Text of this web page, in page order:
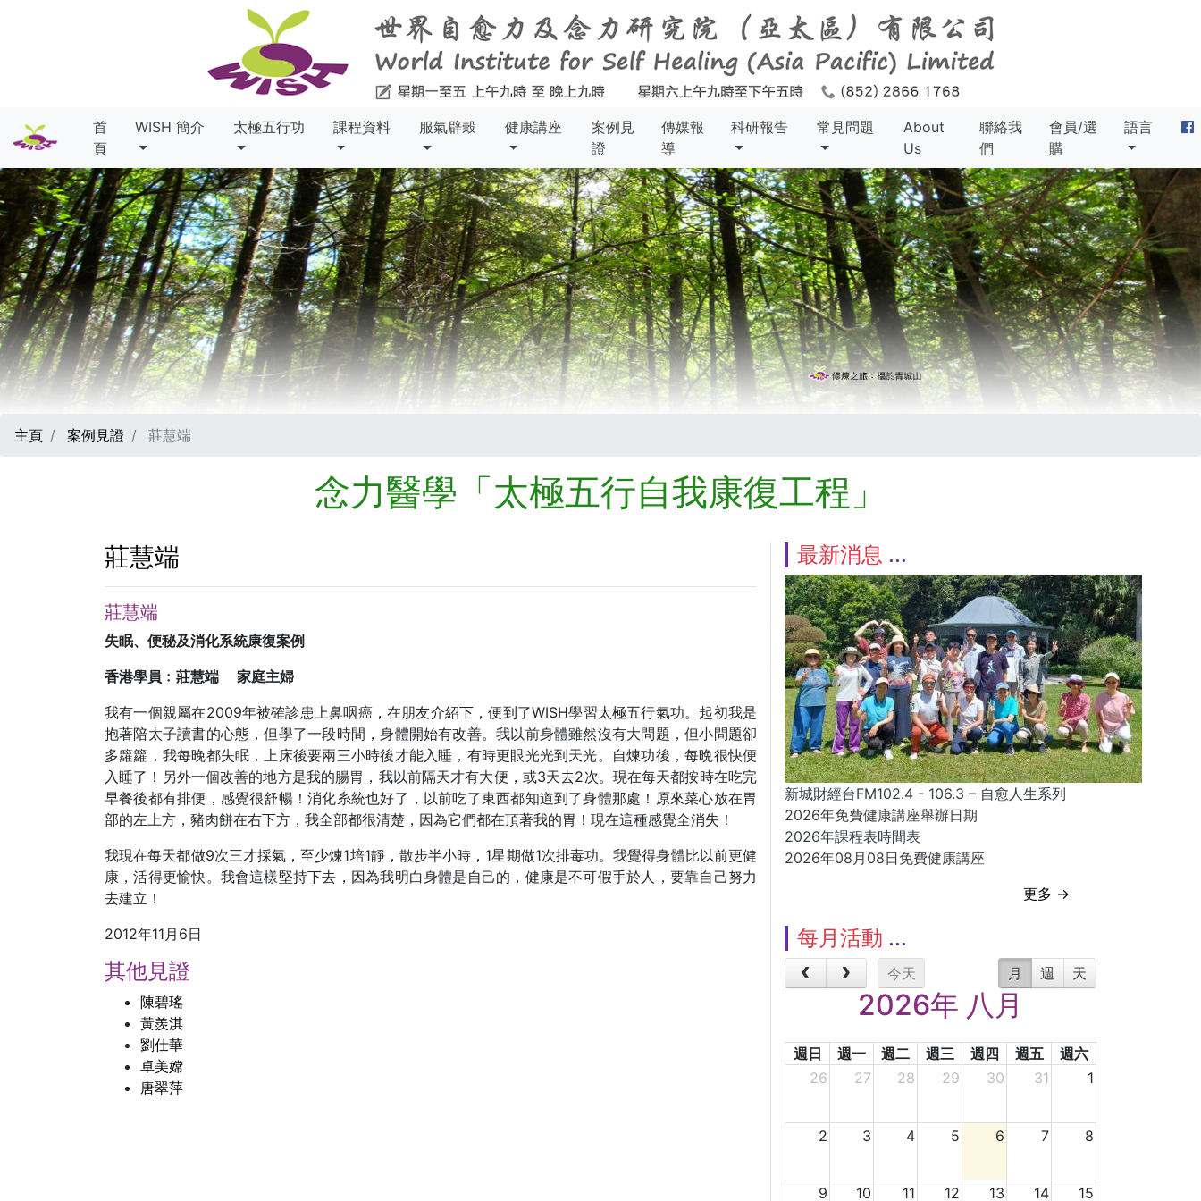
首
頁
WISH 簡介 太極五行功 課程資料 服氣辟穀 健康講座
案例見
證
傳媒報
導
科研報告 常見問題
About
Us
聯絡我
們
會員/選
購
語言
主頁 案例見證 莊慧端
念力醫學「太極五行自我康復工程」
莊慧端
莊慧端
失眠、便秘及消化系統康復案例
香港學員﹕莊慧端 家庭主婦
我有一個親屬在2009年被確診患上鼻咽癌，在朋友介紹下，便到了WISH學習太極五行氣功。起初我是
抱著陪太子讀書的心態，但學了一段時間，身體開始有改善。我以前身體雖然沒有大問題，但小問題卻
多籮籮，我每晚都失眠，上床後要兩三小時後才能入睡，有時更眼光光到天光。自煉功後，每晩很快便
入睡了！另外一個改善的地方是我的腸胃，我以前隔天才有大便，或3天去2次。現在每天都按時在吃完
早餐後都有排便，感覺很舒暢！消化糸統也好了，以前吃了東西都知道到了身體那處！原來菜心放在胃
部的左上方，豬肉餅在右下方，我全部都很清楚，因為它們都在頂著我的胃！現在這種感覺全消失！
我現在每天都做9次三才採氣，至少煉1培1靜，散步半小時，1星期做1次排毒功。我覺得身體比以前更健
康，活得更愉快。我會這樣堅持下去，因為我明白身體是自己的，健康是不可假手於人，要靠自己努力
去建立！
2012年11月6日
其他見證
陳碧瑤
黃羨淇
劉仕華
卓美嫦
唐翠萍
最新消息
新城財經台FM102.4 - 106.3 – 自愈人生系列
2026年免費健康講座舉辦日期
2026年課程表時間表
2026年08月08日免費健康講座
更多 →
每月活動
今天 月 週 天
2026年 八月
週日 週一 週二 週三 週四 週五
週六
26
27 28 29 30 31 1
2 3 4 5 6 7 8
9 10 11 12 13 14 15